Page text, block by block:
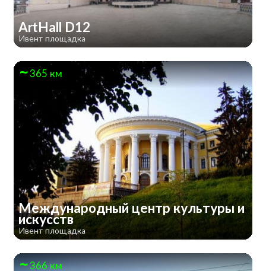
ArtHall D12
Ивент площадка
365 км
Международный центр культуры и
искусств
Ивент площадка
366 км